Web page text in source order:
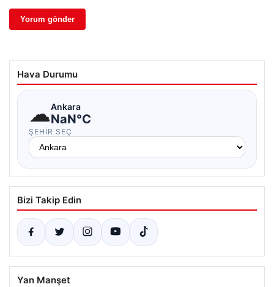
Hava Durumu
☁Ankara
NaN°C
ŞEHIR SEÇ
Bizi Takip Edin
Yan Manşet